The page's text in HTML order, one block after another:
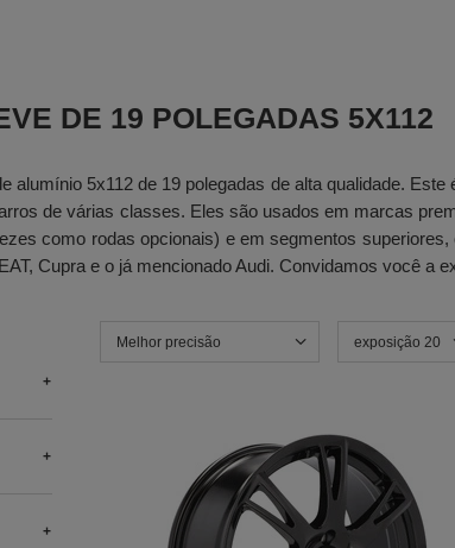
DE 19 POLEGADAS 5X112
alumínio 5x112 de 19 polegadas de alta qualidade.
de várias classes. Eles são usados ​​em marcas
como rodas opcionais) e em segmentos
Cupra e o já mencionado Audi. Convidamos você a
Melhor precisão exposição 20